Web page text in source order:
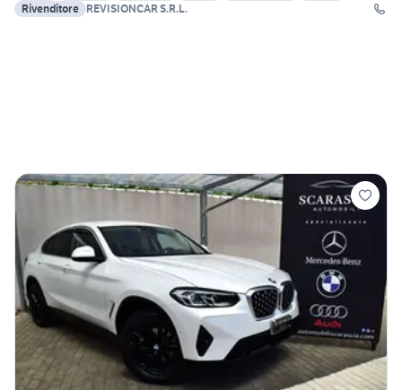
Rivenditore REVISIONCAR S.R.L.